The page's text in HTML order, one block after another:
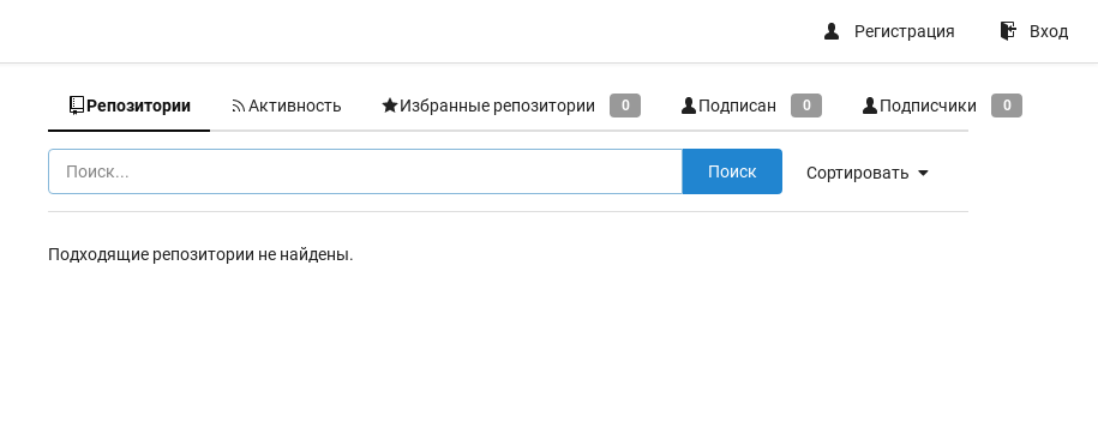
Регистрация Вход
Репозитории Активность Избранные репозитории 0 Подписан 0 Подписчики 0
Сортировать
Поиск
Подходящие репозитории не найдены.